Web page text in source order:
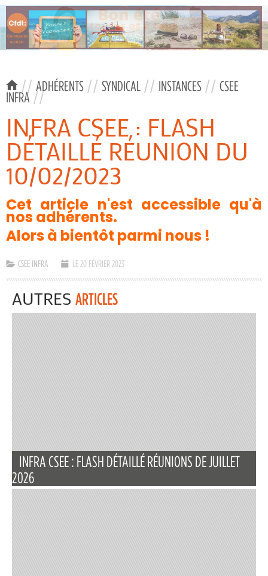
// ADHÉRENTS // SYNDICAL // INSTANCES // CSEE
INFRA //
INFRA CSEE : FLASH
DÉTAILLÉ RÉUNION DU
10/02/2023
Cet article n'est accessible qu'à
nos adhérents.
Alors à bientôt parmi nous !
CSEE INFRA LE 20 FÉVRIER 2023
AUTRES ARTICLES
INFRA CSEE : FLASH DÉTAILLÉ RÉUNIONS DE JUILLET
2026